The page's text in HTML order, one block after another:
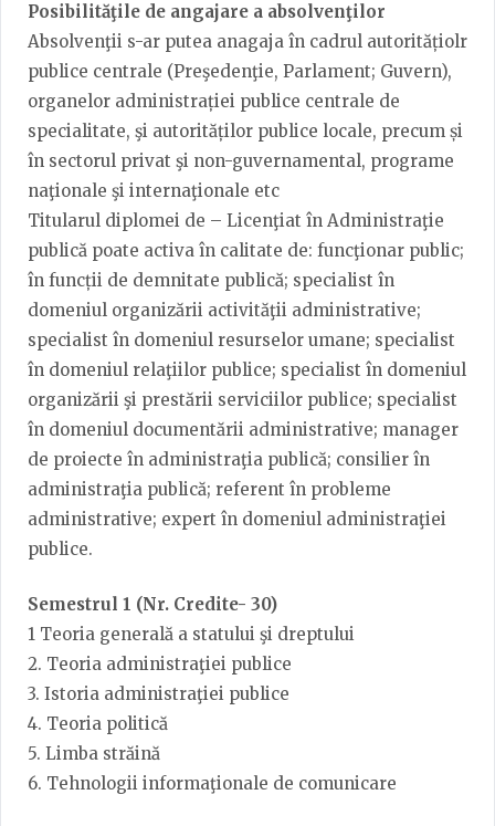
Posibilităţile de angajare a absolvenţilor
Absolvenţii s-ar putea anagaja în cadrul autoritățiolr
publice centrale (Preşedenţie, Parlament; Guvern),
organelor administrației publice centrale de
specialitate, şi autorităților publice locale, precum și
în sectorul privat şi non-guvernamental, programe
naţionale şi internaţionale etc
Titularul diplomei de – Licenţiat în Administraţie
publică poate activa în calitate de: funcţionar public;
în funcții de demnitate publică; specialist în
domeniul organizării activităţii administrative;
specialist în domeniul resurselor umane; specialist
în domeniul relaţiilor publice; specialist în domeniul
organizării şi prestării serviciilor publice; specialist
în domeniul documentării administrative; manager
de proiecte în administraţia publică; consilier în
administraţia publică; referent în probleme
administrative; expert în domeniul administraţiei
publice.
Semestrul 1 (Nr. Credite- 30)
1 Teoria generală a statului şi dreptului
2. Teoria administraţiei publice
3. Istoria administraţiei publice
4. Teoria politică
5. Limba străină
6. Tehnologii informaţionale de comunicare